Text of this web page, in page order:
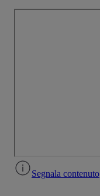
Segnala contenuto